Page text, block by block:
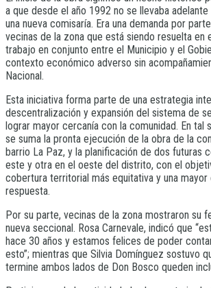
a que desde el año 1992 no se llevaba
una nueva comisaría. Era una demanda por
vecinas de la zona que está siendo resuelta en
trabajo en conjunto entre el Municipio y el
contexto económico adverso sin
Nacional.
Esta iniciativa forma parte de una estrategia
descentralización y expansión del sistema de
lograr mayor cercanía con la comunidad. En tal
se suma la pronta ejecución de la obra de la
barrio La Paz, y la planificación de dos futuras
este y otra en el oeste del distrito, con el
cobertura territorial más equitativa y una mayor
respuesta.
Por su parte, vecinas de la zona mostraron su
nueva seccional. Rosa Carnevale, indicó que
hace 30 años y estamos felices de poder
esto”; mientras que Silvia Domínguez sostuvo
termine ambos lados de Don Bosco queden